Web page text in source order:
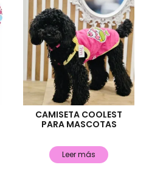
CAMISETA COOLEST
PARA MASCOTAS
Leer más